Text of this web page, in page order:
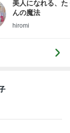
美人になれる、た
んの魔法
hiromi